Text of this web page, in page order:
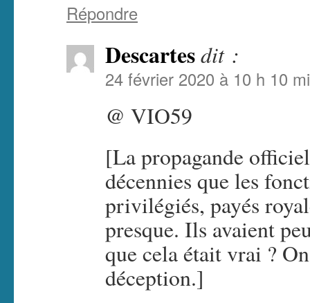
Répondre
Descartesdit :
24 février 2020 à 10 h 10
@ VIO59
[La propagande
décennies que les
privilégiés, payés
presque. Ils avaient
que cela était vrai ?
déception.]